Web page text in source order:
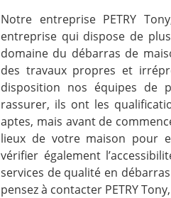
Notre entreprise PETRY
entreprise qui dispose de
domaine du débarras de
des travaux propres et
disposition nos équipes de
rassurer, ils ont les
aptes, mais avant de
lieux de votre maison pour
vérifier également
services de qualité en
pensez à contacter PETRY